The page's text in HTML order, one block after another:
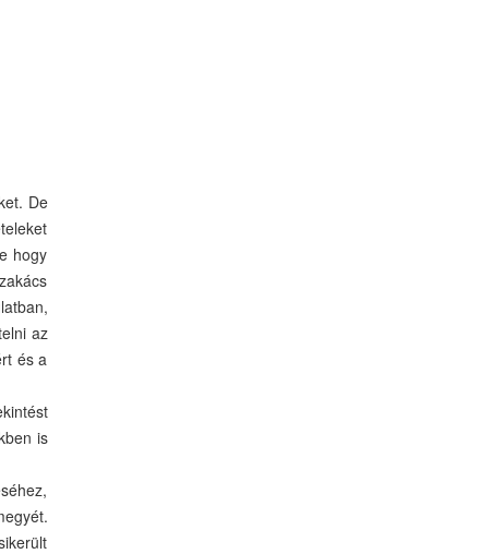
De
hogy
az
és a
is